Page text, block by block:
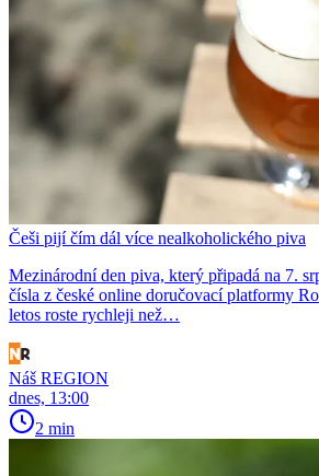
Češi pijí čím dál více nealkoholického piva
Mezinárodní den piva, který připadá na 7.
čísla z české online doručovací platformy
letos roste rychleji než…
Náš REGION
dnes, 13:00
2 min